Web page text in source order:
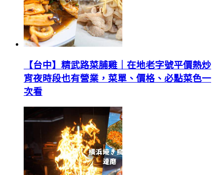
【台中】精武路菜脯雞｜在地老字號平價熱炒
宵夜時段也有營業，菜單、價格、必點菜色一
次看